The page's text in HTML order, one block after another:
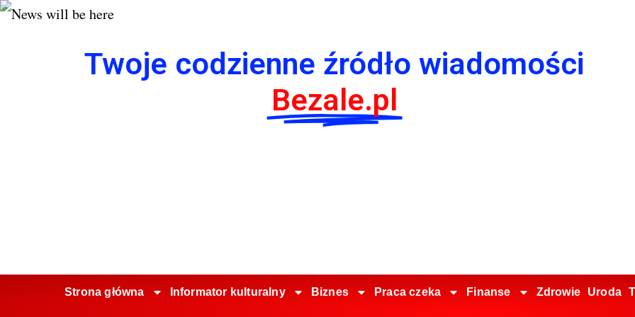
Twoje codzienne źródło wiadomości
Bezale.pl
Strona główna Informator kulturalny Biznes Praca czeka Finanse Zdrowie Uroda